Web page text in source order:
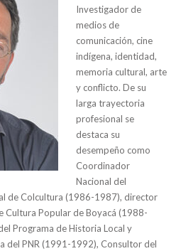
Investigador de
medios de
comunicación, cine
indígena, identidad,
memoria cultural, arte
y conflicto. De su
larga trayectoria
profesional se
destaca su
desempeño como
Coordinador
Nacional del
de Colcultura (1986-1987), director
Cultura Popular de Boyacá (1988-
Programa de Historia Local y
del PNR (1991-1992), Consultor del